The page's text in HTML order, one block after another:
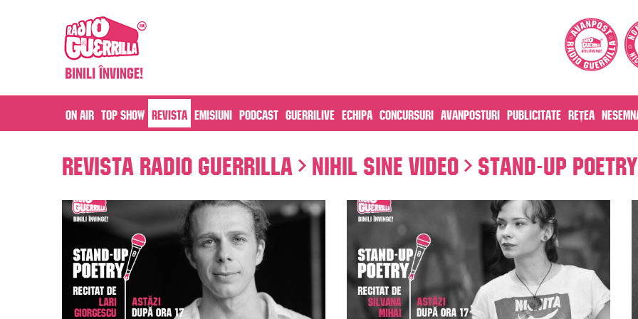
On air Top Show Revista Emisiuni Podcast Guerrilive Echipa Concursuri Avanposturi Publicitate Rețea
Revista Radio Guerrilla Nihil Sine Video Stand-Up Poetry